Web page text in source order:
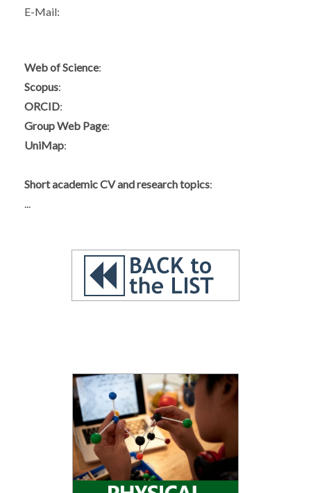
E-Mail:
Web of Science:
Scopus:
ORCID:
Group Web Page:
UniMap:
Short academic CV and research topics: